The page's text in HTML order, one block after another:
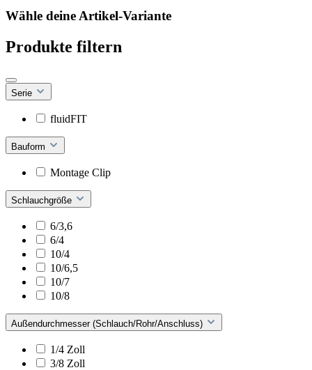
Wähle deine Artikel-Variante
Produkte filtern
Serie
fluidFIT
Bauform
Montage Clip
Schlauchgröße
6/3,6
6/4
10/4
10/6,5
10/7
10/8
Außendurchmesser (Schlauch/Rohr/Anschluss)
1/4 Zoll
3/8 Zoll